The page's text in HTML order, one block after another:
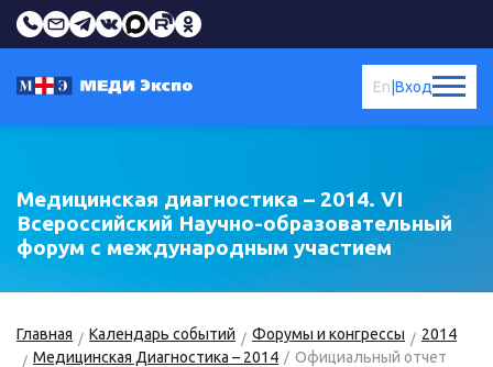
Вход
En
Медицинская диагностика – 2014. VI
Всероссийский Научно-образовательный
форум с международным участием
Главная Календарь событий Форумы и конгрессы
2014
Медицинская Диагностика – 2014
Официальный отчет